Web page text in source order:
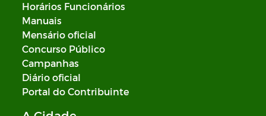
Horários Funcionários
Manuais
Mensário oficial
Concurso Público
Campanhas
Diário oficial
Portal do Contribuinte